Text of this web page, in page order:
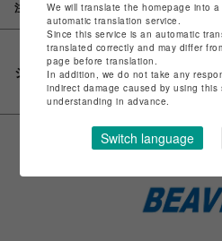
注意事項
シェアする
We will translate the homepage into
automatic translation service.
Since this service is an automatic
translated correctly and may differ
page before translation.
In addition, we do not take any
indirect damage caused by using
understanding in advance.
Switch language